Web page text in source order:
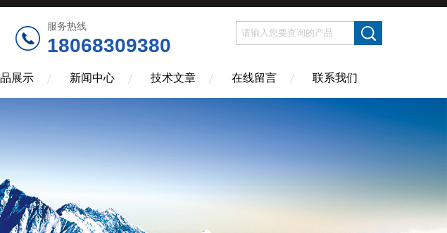
服务热线
18068309380
展示 新闻中心 技术文章 在线留言 联系我们